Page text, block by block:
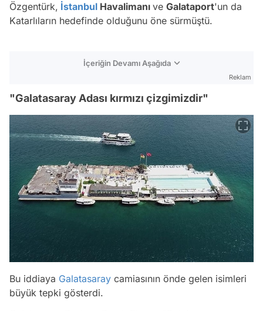
Özgentürk, İstanbul Havalimanı ve Galataport'un da
Katarlıların hedefinde olduğunu öne sürmüştü.
İçeriğin Devamı Aşağıda
Reklam
"Galatasaray Adası kırmızı çizgimizdir"
Bu iddiaya Galatasaray camiasının önde gelen isimleri
büyük tepki gösterdi.